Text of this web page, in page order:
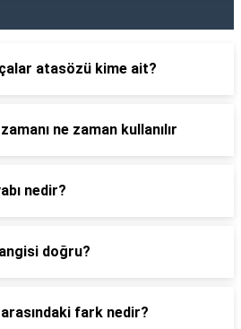
atasözü kime ait?
ne zaman kullanılır
nedir?
doğru?
fark nedir?